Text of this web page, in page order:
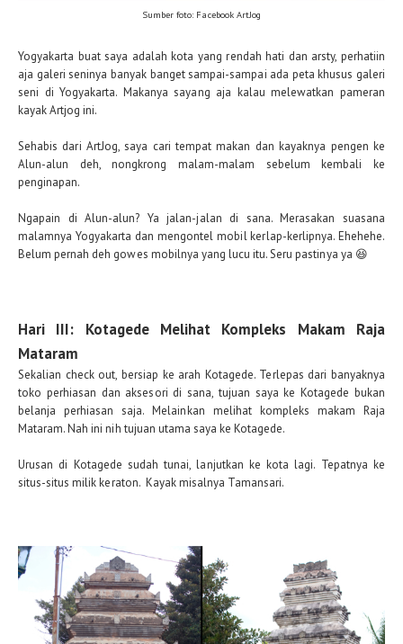
Sumber foto: Facebook ArtJog
Yogyakarta buat saya adalah kota yang rendah hati dan arsty, perhatiin
aja galeri seninya banyak banget sampai-sampai ada peta khusus galeri
seni di Yogyakarta. Makanya sayang aja kalau melewatkan pameran
kayak Artjog ini.
Sehabis dari ArtJog, saya cari tempat makan dan kayaknya pengen ke
Alun-alun deh, nongkrong malam-malam sebelum kembali ke
penginapan.
Ngapain di Alun-alun? Ya jalan-jalan di sana. Merasakan suasana
malamnya Yogyakarta dan mengontel mobil kerlap-kerlipnya. Ehehehe.
Belum pernah deh gowes mobilnya yang lucu itu. Seru pastinya ya 😆
Hari III: Kotagede Melihat Kompleks Makam Raja
Mataram
Sekalian check out, bersiap ke arah Kotagede. Terlepas dari banyaknya
toko perhiasan dan aksesori di sana, tujuan saya ke Kotagede bukan
belanja perhiasan saja. Melainkan melihat kompleks makam Raja
Mataram.Nah ini nih tujuan utama saya ke Kotagede.
Urusan di Kotagede sudah tunai, lanjutkan ke kota lagi. Tepatnya ke
situs-situs milik keraton. Kayak misalnya Tamansari.